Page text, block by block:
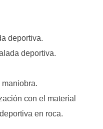
deportiva.
deportiva.
con el material
en roca.